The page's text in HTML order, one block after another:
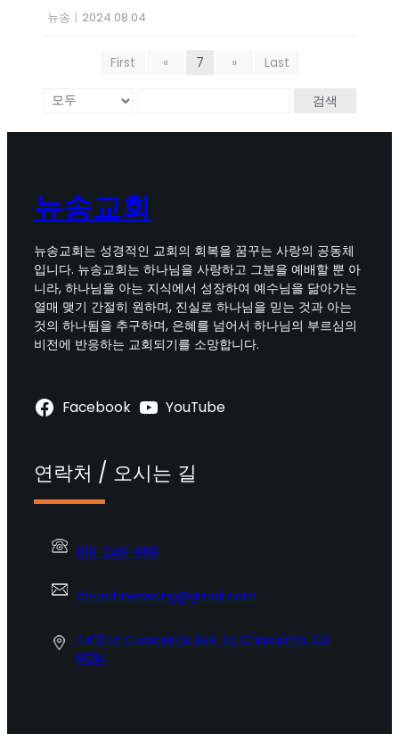
뉴송 | 2024.08.04
First « 7 » Last
검색
뉴송교회
뉴송교회는 성경적인 교회의 회복을 꿈꾸는 사랑의 공동체
입니다. 뉴송교회는 하나님을 사랑하고 그분을 예배할 뿐 아
니라, 하나님을 아는 지식에서 성장하여 예수님을 닮아가는
열매 맺기 간절히 원하며, 진실로 하나님을 믿는 것과 아는
것의 하나됨을 추구하며, 은혜를 넘어서 하나님의 부르심의
비전에 반응하는 교회되기를 소망합니다.
Facebook YouTube
연락처 / 오시는 길
818-248-9191
churchnewsong@gmail.com
4413 La Crescenta Ave. La Crescenta, CA
91214